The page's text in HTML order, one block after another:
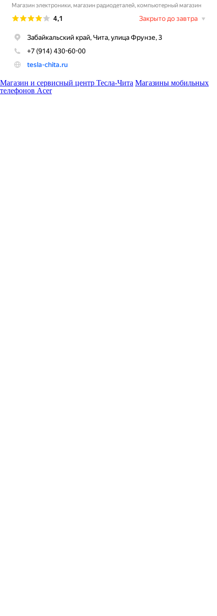
Магазин и сервисный центр Тесла-Чита Магазины мобильных
телефонов Acer